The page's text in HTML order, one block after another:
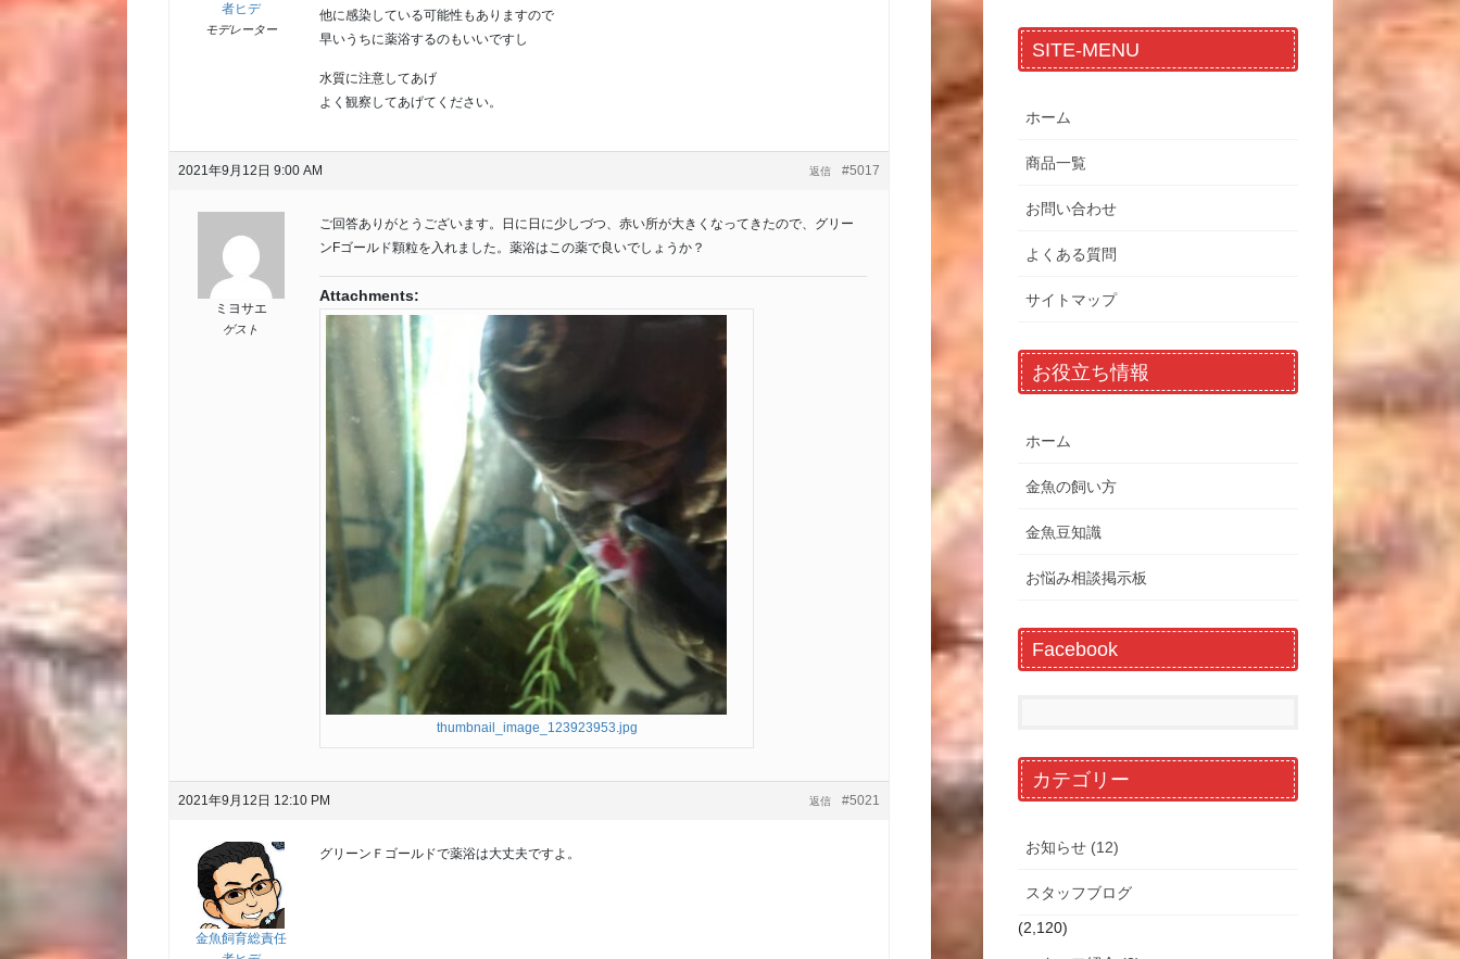
者ヒデ
モデレーター
他に感染している可能性もありますので
早いうちに薬浴するのもいいですし
水質に注意してあげ
よく観察してあげてください。
2021年9月12日 9:00 AM #5017
返信
ミヨサエ
ゲスト
ご回答ありがとうございます。日に日に少しづつ、赤い所が大きくなってきたので、グリー
ンFゴールド顆粒を入れました。薬浴はこの薬で良いでしょうか？
Attachments:
thumbnail_image_123923953.jpg
2021年9月12日 12:10 PM #5021
返信
金魚飼育総責任
グリーンＦゴールドで薬浴は大丈夫ですよ。
SITE-MENU
ホーム
商品一覧
お問い合わせ
よくある質問
サイトマップ
お役立ち情報
ホーム
金魚の飼い方
金魚豆知識
お悩み相談掲示板
Facebook
カテゴリー
お知らせ (12)
スタッフブログ
(2,120)